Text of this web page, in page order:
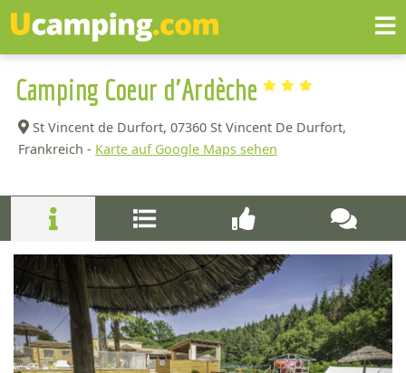
Camping Coeur d'Ardèche
St Vincent de Durfort, 07360 St Vincent De Durfort,
Frankreich - Karte auf Google Maps sehen